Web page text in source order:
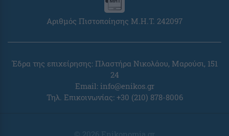
Αριθμός Πιστοποίησης Μ.Η.Τ. 242097
Έδρα της επιχείρησης: Πλαστήρα Νικολάου, Μαρούσι, 151
24
Email: info@enikos.gr
Τηλ. Επικοινωνίας: +30 (210) 878-8006